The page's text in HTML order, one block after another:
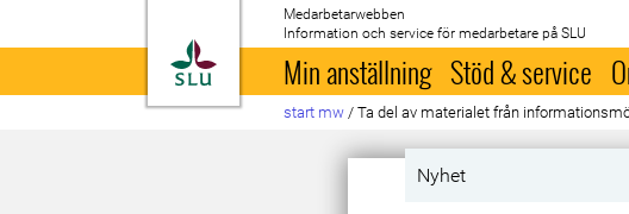
Till startsida
Medarbetarwebben
Information och service för medarbetare på SLU
Min anställning Stöd & service
start mw / Ta del av materialet från
Nyhet